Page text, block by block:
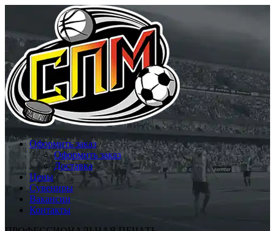
Оформить заказ
Оформить заказ
Доставка
Цены
Сувениры
Вакансии
Контакты